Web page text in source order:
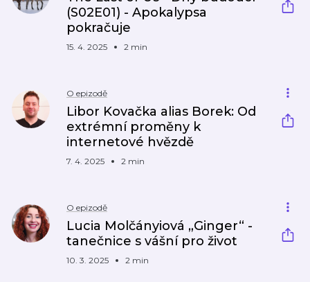
(S02E01) - Apokalypsa
pokračuje
15. 4. 2025 2 min
O epizodě
Libor Kovačka alias Borek: Od
extrémní proměny k
internetové hvězdě
7. 4. 2025 2 min
O epizodě
Lucia Molčányiová „Ginger“ -
tanečnice s vášní pro život
10. 3. 2025 2 min